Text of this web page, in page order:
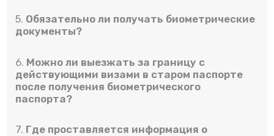
5. Обязательно ли получать биометрические
документы?
6. Можно ли выезжать за границу с
действующими визами в старом паспорте
после получения биометрического
паспорта?
7. Где проставляется информация о